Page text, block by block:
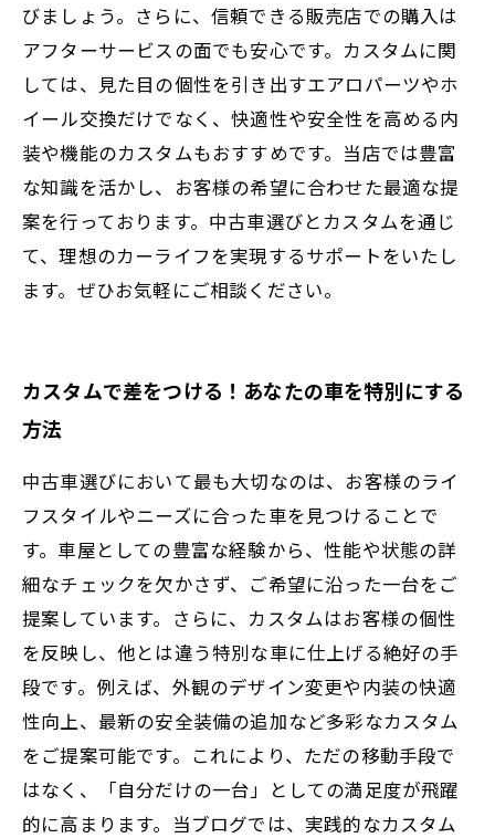
びましょう。さらに、信頼できる販売店での購入は
アフターサービスの面でも安心です。カスタムに関
しては、見た目の個性を引き出すエアロパーツやホ
イール交換だけでなく、快適性や安全性を高める内
装や機能のカスタムもおすすめです。当店では豊富
な知識を活かし、お客様の希望に合わせた最適な提
案を行っております。中古車選びとカスタムを通じ
て、理想のカーライフを実現するサポートをいたし
ます。ぜひお気軽にご相談ください。
カスタムで差をつける！あなたの車を特別にする
方法
中古車選びにおいて最も大切なのは、お客様のライ
フスタイルやニーズに合った車を見つけることで
す。車屋としての豊富な経験から、性能や状態の詳
細なチェックを欠かさず、ご希望に沿った一台をご
提案しています。さらに、カスタムはお客様の個性
を反映し、他とは違う特別な車に仕上げる絶好の手
段です。例えば、外観のデザイン変更や内装の快適
性向上、最新の安全装備の追加など多彩なカスタム
をご提案可能です。これにより、ただの移動手段で
はなく、「自分だけの一台」としての満足度が飛躍
的に高まります。当ブログでは、実践的なカスタム